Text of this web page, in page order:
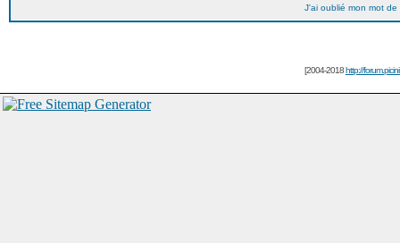
J'ai oublié mon mot de
[2004-2018http://